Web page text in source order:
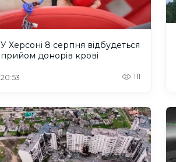
У Херсоні 8 серпня відбудеться
прийом донорів крові
20:53 111